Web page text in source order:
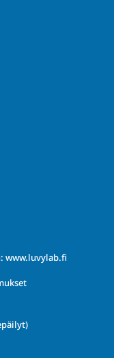
www.luvylab.fi